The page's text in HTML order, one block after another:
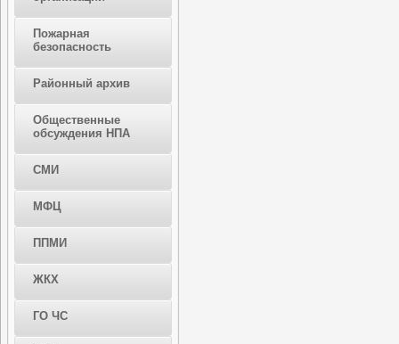
Пожарная
безопасность
Районный архив
Общественные
обсуждения НПА
СМИ
МФЦ
ППМИ
ЖКХ
ГО ЧС